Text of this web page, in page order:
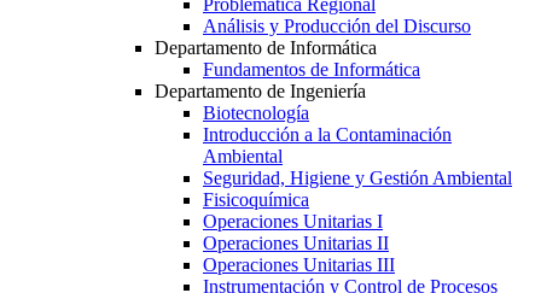
Problemática Regional
Análisis y Producción del Discurso
Departamento de Informática
Fundamentos de Informática
Departamento de Ingeniería
Biotecnología
Introducción a la Contaminación
Ambiental
Seguridad, Higiene y Gestión Ambiental
Fisicoquímica
Operaciones Unitarias I
Operaciones Unitarias II
Operaciones Unitarias III
Instrumentación y Control de Procesos